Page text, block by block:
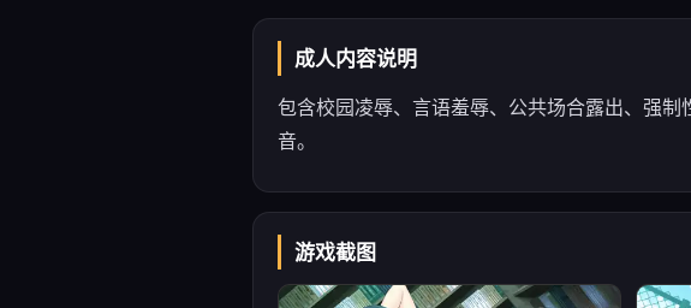
成人内容说明
包含校园凌辱、言语羞辱、公共场合露出、强
音。
游戏截图